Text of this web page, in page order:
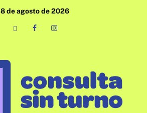
8 de agosto de 2026